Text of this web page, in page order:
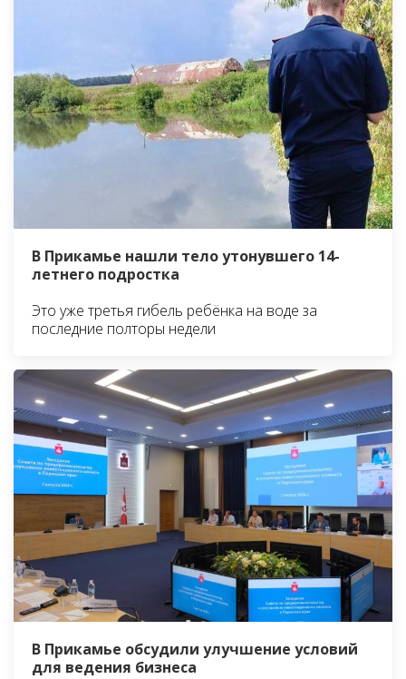
В Прикамье нашли тело утонувшего 14-
летнего подростка
Это уже третья гибель ребёнка на воде за
последние полторы недели
В Прикамье обсудили улучшение условий
для ведения бизнеса